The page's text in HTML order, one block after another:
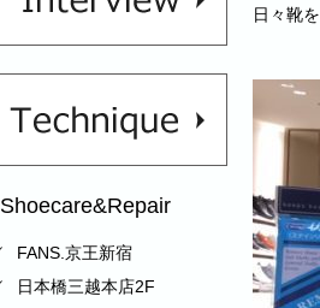
日々靴
Shoecare&Repair
FANS.京王新宿
日本橋三越本店2F